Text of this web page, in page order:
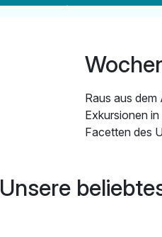
Raus aus
Exkursionen
Facetten des
Unsere